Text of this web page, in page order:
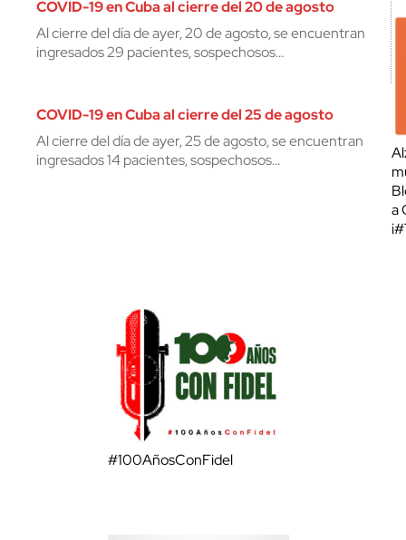
COVID-19 en Cuba al cierre del 20 de agosto
Al cierre del día de ayer, 20 de agosto, se encuentran
ingresados 29 pacientes, sospechosos…
COVID-19 en Cuba al cierre del 25 de agosto
Al cierre del día de ayer, 25 de agosto, se encuentran
ingresados 14 pacientes, sospechosos…
a
#100AñosConFidel